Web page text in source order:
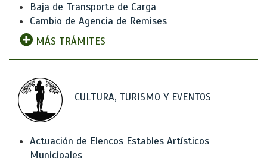
Baja de Transporte de Carga
Cambio de Agencia de Remises
MÁS TRÁMITES
CULTURA, TURISMO Y EVENTOS
Actuación de Elencos Estables Artísticos
Municipales